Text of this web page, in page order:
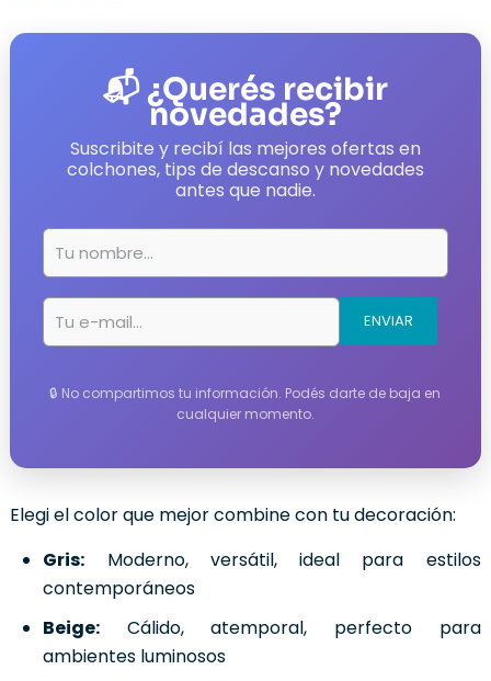
📬 ¿Querés recibir
novedades?
Suscribite y recibí las mejores ofertas en
colchones, tips de descanso y novedades
antes que nadie.
🔒 No compartimos tu información. Podés darte de baja en
cualquier momento.
Elegi el color que mejor combine con tu decoración:
Gris: Moderno, versátil, ideal para estilos
contemporáneos
Beige: Cálido, atemporal, perfecto para
ambientes luminosos